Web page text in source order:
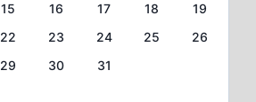
15 16 17 18
19
22 23 24 25
26
29 30 31